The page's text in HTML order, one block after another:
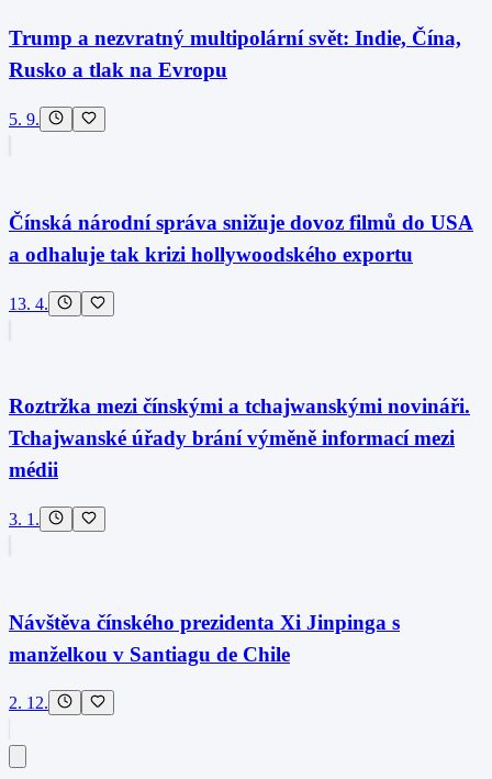
Trump a nezvratný multipolární svět: Indie, Čína,
Rusko a tlak na Evropu
5. 9.
Čínská národní správa snižuje dovoz filmů do USA
a odhaluje tak krizi hollywoodského exportu
13. 4.
Roztržka mezi čínskými a tchajwanskými novináři.
Tchajwanské úřady brání výměně informací mezi
médii
3. 1.
Návštěva čínského prezidenta Xi Jinpinga s
manželkou v Santiagu de Chile
2. 12.